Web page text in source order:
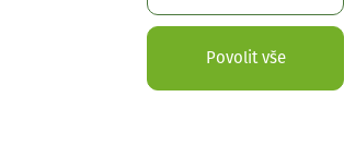
Povolit vše